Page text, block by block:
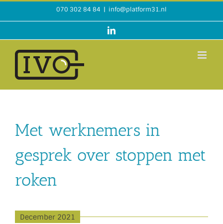
Ga
070 302 84 84 | info@platform31.nl
LinkedIn
Met werknemers in
gesprek over stoppen met
roken
December 2021